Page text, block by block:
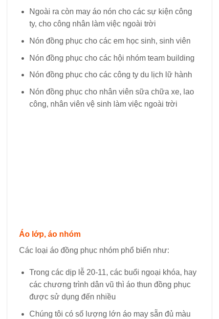
Ngoài ra còn may áo nón cho các sự kiện công
ty, cho công nhân làm việc ngoài trời
Nón đồng phục cho các em học sinh, sinh viên
Nón đồng phục cho các hội nhóm team building
Nón đồng phục cho các công ty du lịch lữ hành
Nón đồng phục cho nhân viên sữa chữa xe, lao
công, nhân viên vệ sinh làm việc ngoài trời
Áo lớp, áo nhóm
Các loại áo đồng phục nhóm phổ biến như:
Trong các dịp lễ 20-11, các buổi ngoại khóa, hay
các chương trình dân vũ thì áo thun đồng phục
được sử dụng đến nhiều
Chúng tôi có số lượng lớn áo may sẵn đủ màu